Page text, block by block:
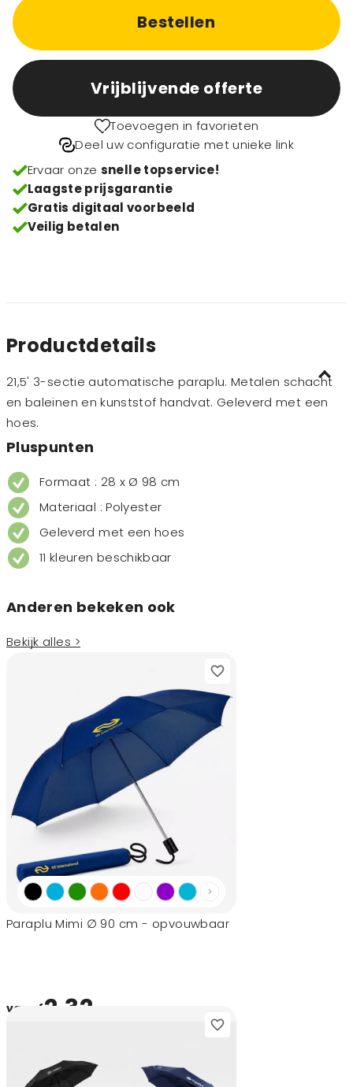
Bestellen
Vrijblijvende offerte
Toevoegen in favorieten
Deel uw configuratie met unieke link
Ervaar onze snelle topservice!
Laagste prijsgarantie
Gratis digitaal voorbeeld
Veilig betalen
Productdetails
21,5' 3-sectie automatische paraplu. Metalen schacht
en baleinen en kunststof handvat. Geleverd met een
hoes.
Pluspunten
Formaat : 28 x Ø 98 cm
Materiaal : Polyester
Geleverd met een hoes
11 kleuren beschikbaar
Anderen bekeken ook
Bekijk alles >
Paraplu Mimi ∅ 90 cm - opvouwbaar
vanaf2,32